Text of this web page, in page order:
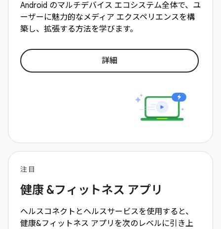
Android のマルチデバイス エコシステム全体で、ユ
ーザーに魅力的なメディア エクスペリエンスを構
築し、拡張する方法を学びます。
詳細
注目
健康 &フィットネス アプリ
ヘルスコネクトとヘルスサービスを使用すると、
健康&フィットネス アプリを次のレベルに引き上